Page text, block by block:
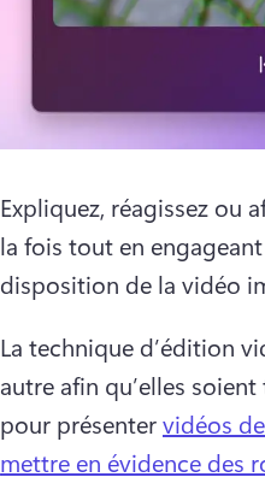
Expliquez, réagissez ou
la fois tout en
disposition de la vidéo
La technique d’édition
autre afin qu’elles
pour présenter vidéos
mettre en évidence des